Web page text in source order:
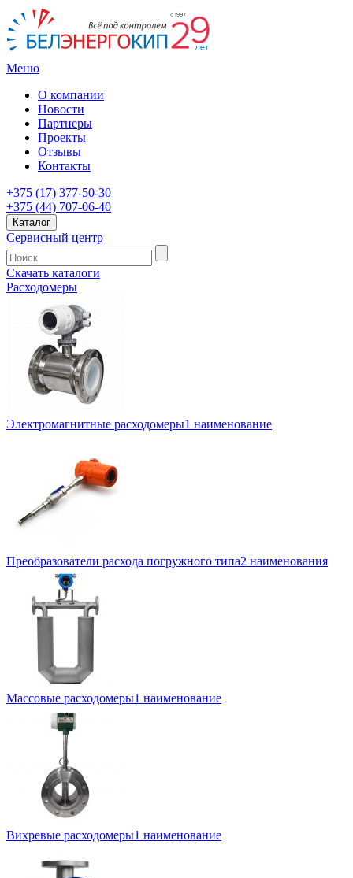
Меню
О компании
Новости
Партнеры
Проекты
Отзывы
Контакты
+375 (17) 377-50-30
+375 (44) 707-06-40
Каталог
Сервисный центр
Скачать каталоги
Расходомеры
Электромагнитные расходомеры1 наименование
Преобразователи расхода погружного типа2 наименования
Массовые расходомеры1 наименование
Вихревые расходомеры1 наименование